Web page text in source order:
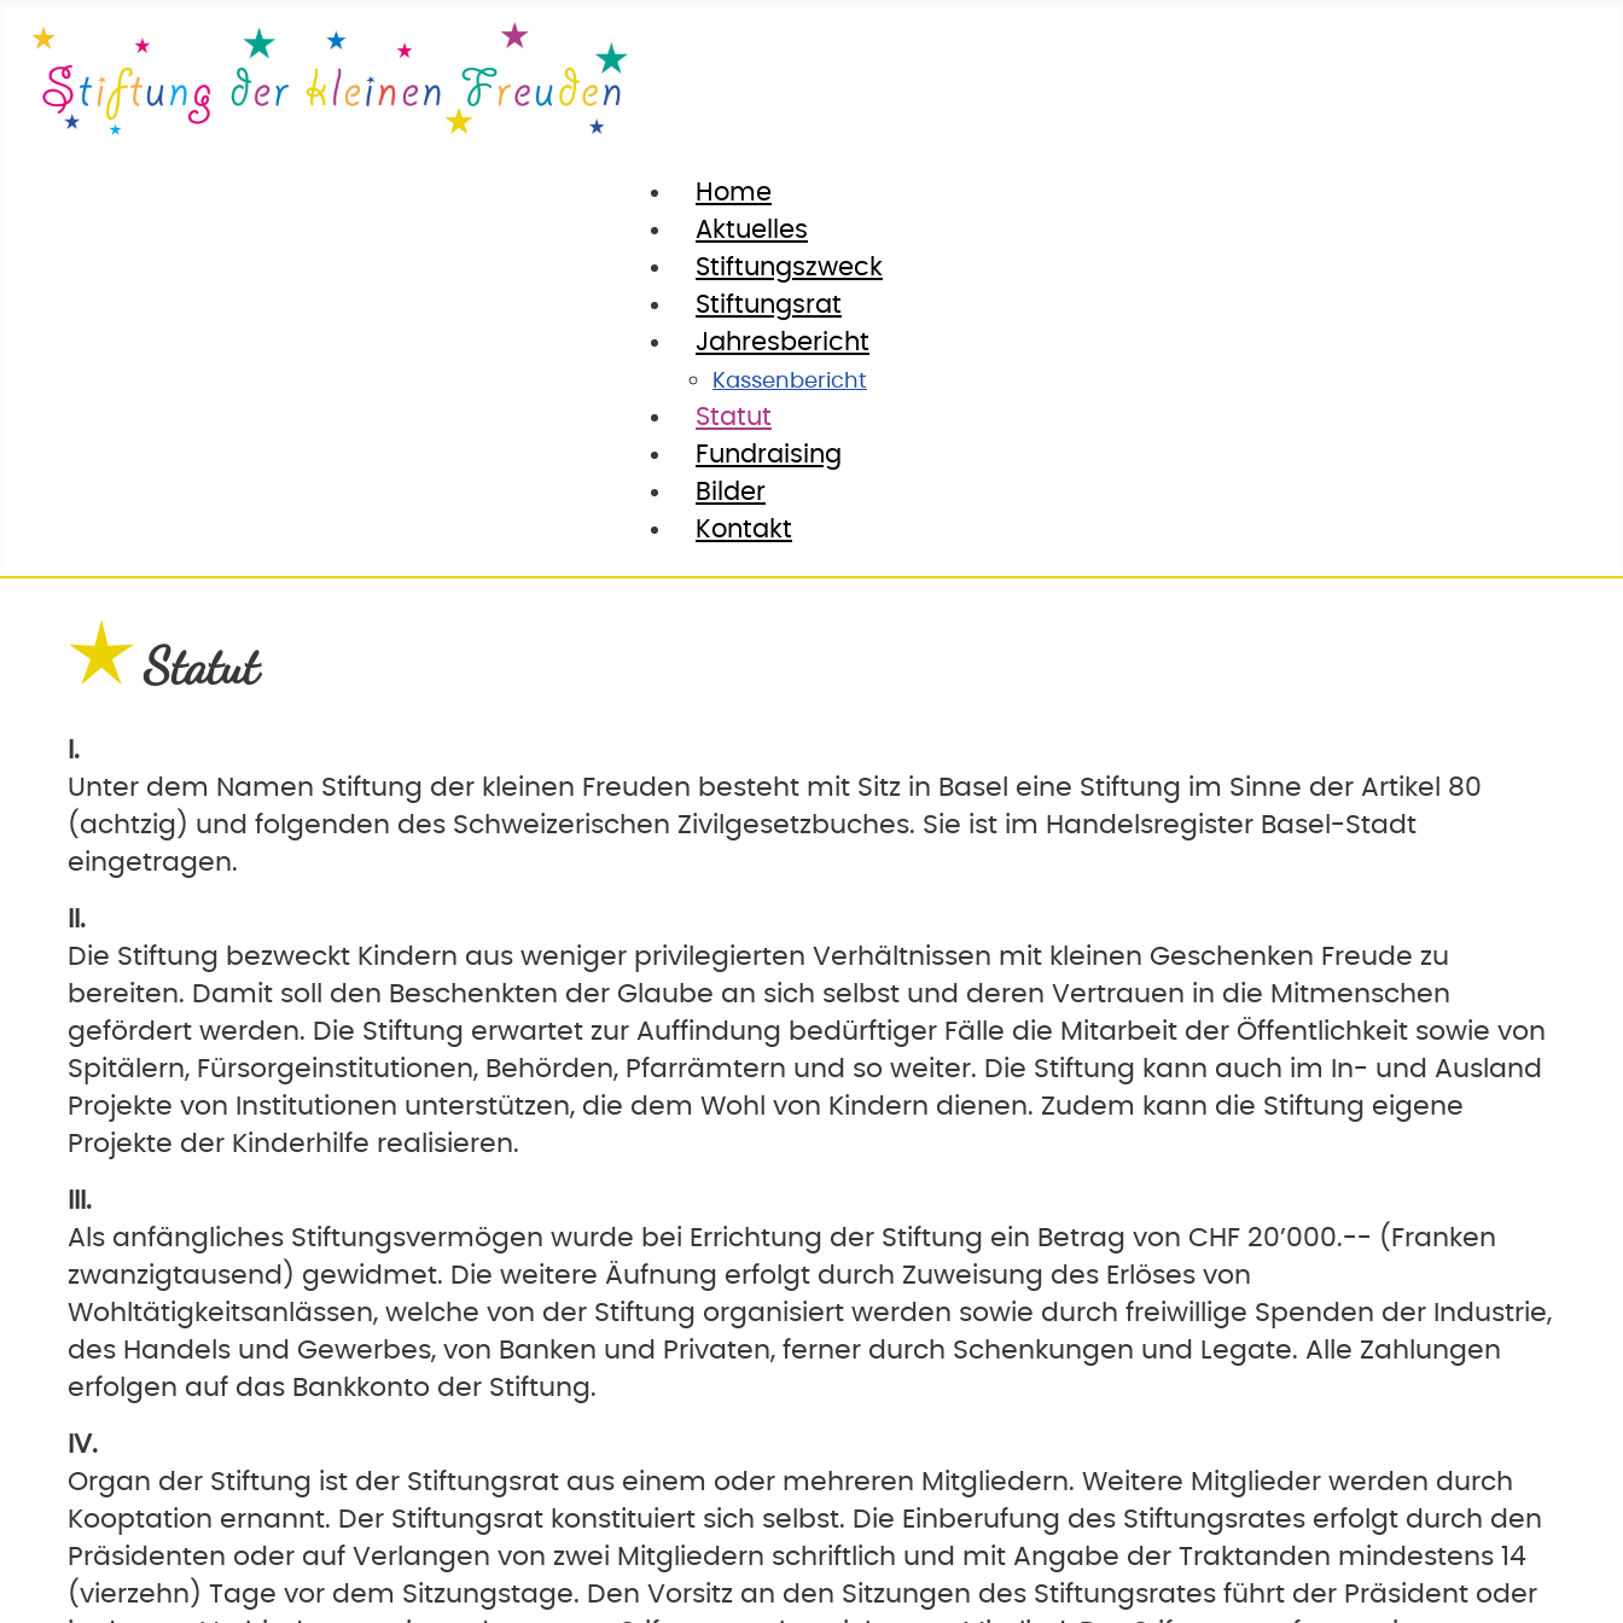
Home
Aktuelles
Stiftungszweck
Stiftungsrat
Jahresbericht
Kassenbericht
Statut
Fundraising
Bilder
Kontakt
Statut
I.
Unter dem Namen Stiftung der kleinen Freuden besteht mit Sitz in Basel eine Stiftung im Sinne der Artikel 80
(achtzig) und folgenden des Schweizerischen Zivilgesetzbuches. Sie ist im Handelsregister Basel-Stadt
eingetragen.
II.
Die Stiftung bezweckt Kindern aus weniger privilegierten Verhältnissen mit kleinen Geschenken Freude zu
bereiten. Damit soll den Beschenkten der Glaube an sich selbst und deren Vertrauen in die Mitmenschen
gefördert werden. Die Stiftung erwartet zur Auffindung bedürftiger Fälle die Mitarbeit der Öffentlichkeit sowie von
Spitälern, Fürsorgeinstitutionen, Behörden, Pfarrämtern und so weiter. Die Stiftung kann auch im In- und Ausland
Projekte von Institutionen unterstützen, die dem Wohl von Kindern dienen. Zudem kann die Stiftung eigene
Projekte der Kinderhilfe realisieren.
III.
Als anfängliches Stiftungsvermögen wurde bei Errichtung der Stiftung ein Betrag von CHF 20’000.-- (Franken
zwanzigtausend) gewidmet. Die weitere Äufnung erfolgt durch Zuweisung des Erlöses von
Wohltätigkeitsanlässen, welche von der Stiftung organisiert werden sowie durch freiwillige Spenden der Industrie,
des Handels und Gewerbes, von Banken und Privaten, ferner durch Schenkungen und Legate. Alle Zahlungen
erfolgen auf das Bankkonto der Stiftung.
IV.
Organ der Stiftung ist der Stiftungsrat aus einem oder mehreren Mitgliedern. Weitere Mitglieder werden durch
Kooptation ernannt. Der Stiftungsrat konstituiert sich selbst. Die Einberufung des Stiftungsrates erfolgt durch den
Präsidenten oder auf Verlangen von zwei Mitgliedern schriftlich und mit Angabe der Traktanden mindestens 14
(vierzehn) Tage vor dem Sitzungstage. Den Vorsitz an den Sitzungen des Stiftungsrates führt der Präsident oder